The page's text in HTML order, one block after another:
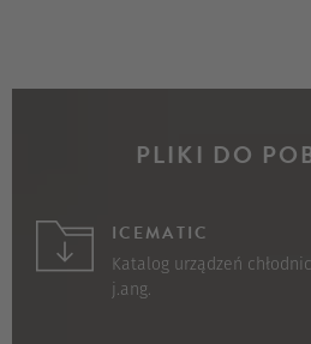
PLIKI DO
ICEMATIC
Katalog urządzeń
j.ang.